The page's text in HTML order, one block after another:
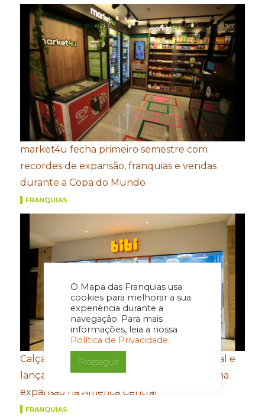
O Mapa das Franquias usa
cookies para melhorar a sua
experiência durante a
navegação. Para mais
informações, leia a nossa
Política de Privacidade.
Prosseguir
market4u fecha primeiro semestre com
recordes de expansão, franquias e vendas
durante a Copa do Mundo
FRANQUIAS
Calçados Bibi amplia presença internacional e
lança e-commerce em Honduras de olho na
expansão na América Central
FRANQUIAS